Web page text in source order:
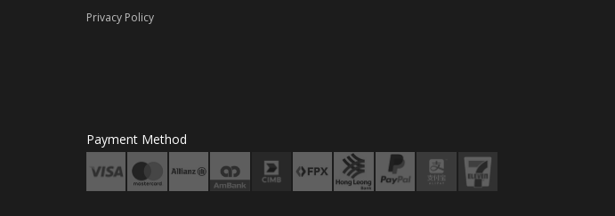
Privacy Policy
Payment Method